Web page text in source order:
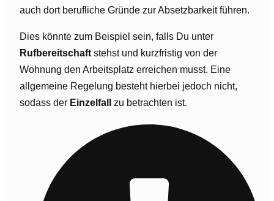
auch dort berufliche Gründe zur Absetzbarkeit führen.
Dies könnte zum Beispiel sein, falls Du unter
Rufbereitschaftstehst und kurzfristig von der
Wohnung den Arbeitsplatz erreichen musst. Eine
allgemeine Regelung besteht hierbei jedoch nicht,
sodass der Einzelfall zu betrachten ist.